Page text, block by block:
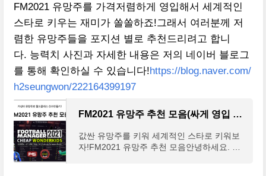
FM2021 유망주를 가격저렴하게 영입해서 세계적인
스타로 키우는 재미가 쏠쏠하죠!그래서 여러분께 저
렴한 유망주들을 포지션 별로 추천드리려고 합니
다. 능력치 사진과 자세한 내용은 저의 네이버 블로그
를 통해 확인하실 수 있습니다!https://blog.naver.com/
h2seungwon/222164399197
FM2021 유망주 추천 모음(싸게 영입 가능)
값싼 유망주를 키워 세계적인 스타로 키워보
자!FM2021 유망주 추천 모음안녕하세요. 로